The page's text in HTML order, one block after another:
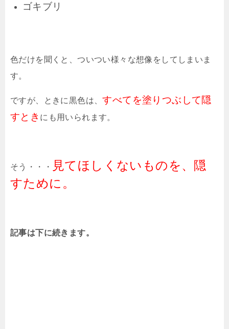
ゴキブリ
色だけを聞くと、ついつい様々な想像をしてしまいま
す。
ですが、ときに黒色は、すべてを塗りつぶして隠
すとき にも用いられます。
そう・・・
見てほしくないものを、隠
すために。
記事は下に続きます。